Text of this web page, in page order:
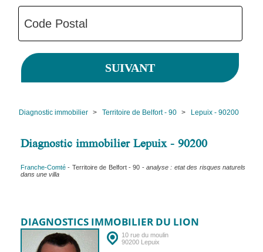
Diagnostic immobilier > Territoire de Belfort - 90 > Lepuix - 90200
Diagnostic immobilier Lepuix - 90200
Franche-Comté - Territoire de Belfort - 90 -analyse : etat des risques naturels
dans une villa
DIAGNOSTICS IMMOBILIER DU LION
10 rue du moulin
90200 Lepuix